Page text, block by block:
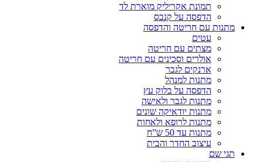
תמונת אקריליק מוארת לד
הדפסה על קנבס
מתנות עם חריטה והדפסה
עטים
מצתים עם חריטה
אולרים וסכינים עם חריטה
ארנקים לגבר
מתנות למנהל
הדפסה על בלוק עץ
מתנות לגבר ולאישה
מתנות יודאיקה שונים
מתנות לרופא ולאחות
מתנות עד 50 ש”ח
עיצוב החדר והבית
תגי שם